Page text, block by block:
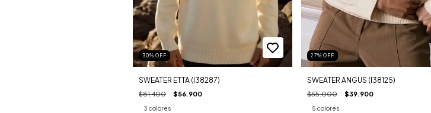
30% OFF
SWEATER ETTA (I38287)
$81.400 $56.900
3 colores
27% OFF
SWEATER ANGUS (I38125)
$55.000 $39.900
5 colores